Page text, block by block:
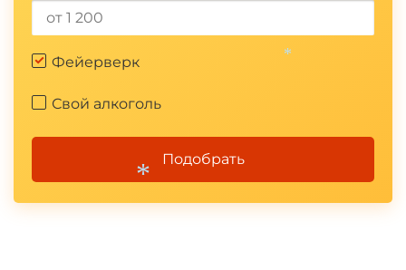
Фейерверк
Свой алкоголь
Подобрать
*